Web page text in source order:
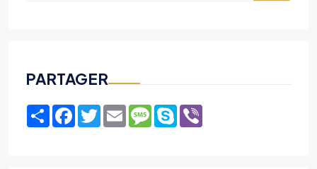
PARTAGER
ShareFacebook
TwitterEmailMessage
Skype